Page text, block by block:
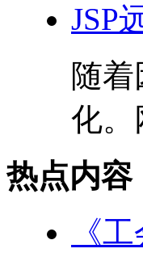
JSP
随
化。
热点内容
《